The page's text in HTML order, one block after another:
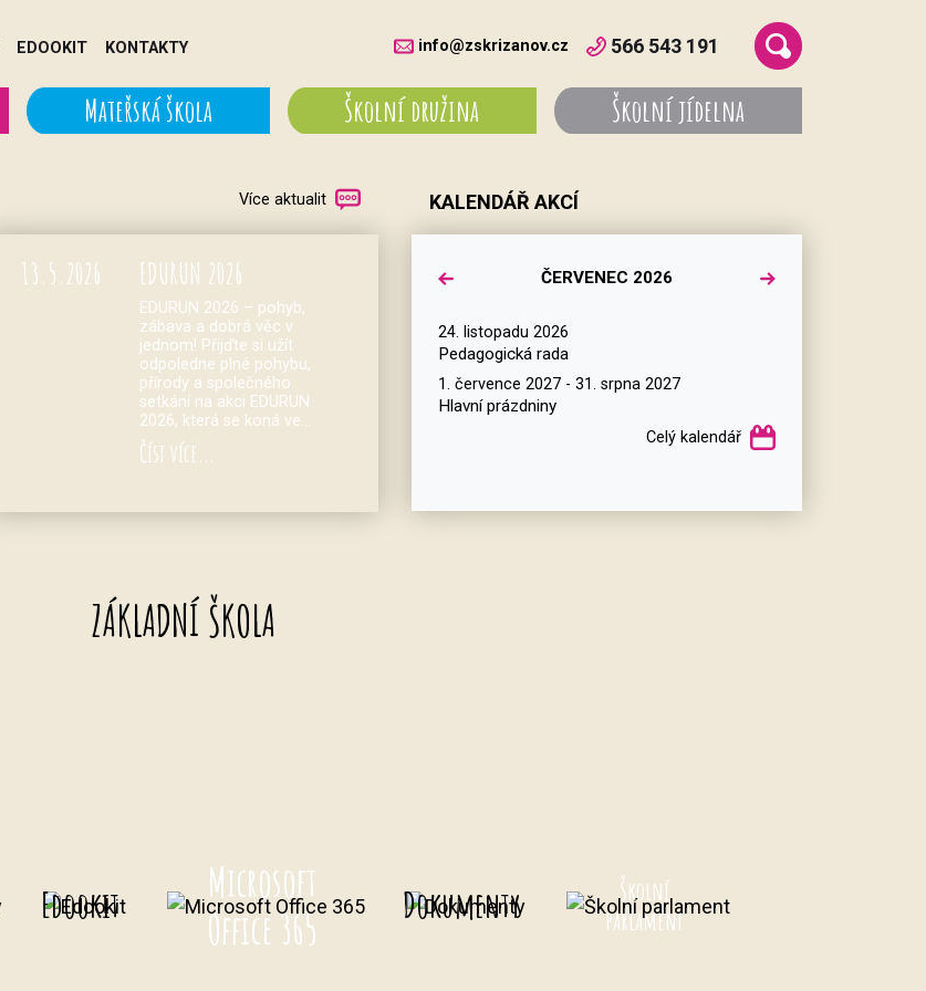
EDOOKIT KONTAKTY info@zskrizanov.cz 566 543 191
Mateřská škola Školní družina Školní jídelna
Více aktualit
13.5.2026 EDURUN 2026
EDURUN 2026 – pohyb,
zábava a dobrá věc v
jednom! Přijďte si užít
odpoledne plné pohybu,
přírody a společného
setkání na akci EDURUN
2026, která se koná ve…
Číst více...
KALENDÁŘ AKCÍ
ČERVENEC 2026
24. listopadu 2026
Pedagogická rada
1. července 2027 - 31. srpna 2027
Hlavní prázdniny
Celý kalendář
ZÁKLADNÍ ŠKOLA
Edookit
Microsoft
Office 365
Dokumenty
Školní
parlament